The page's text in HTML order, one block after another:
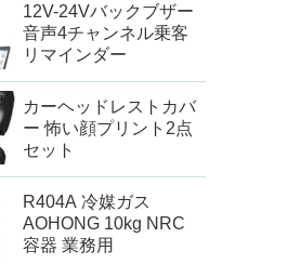
12V-24Vバックブザー
音声4チャンネル乗客
リマインダー
カーヘッドレストカバ
ー 怖い顔プリント2点
セット
R404A 冷媒ガス
AOHONG 10kg NRC
容器 業務用